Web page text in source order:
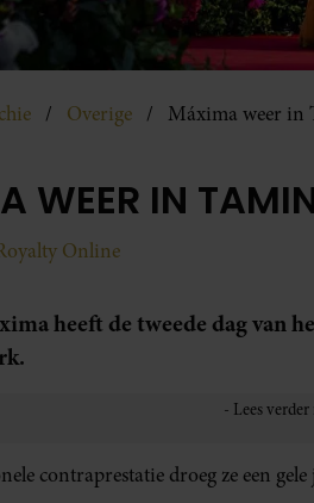
Overige Máxima weer in
WEER IN
Online
heeft de tweede dag van
contraprestatie droeg ze een